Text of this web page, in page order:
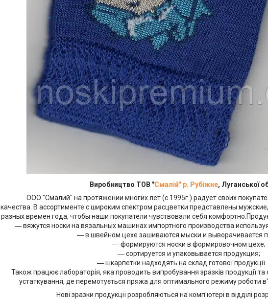
Виробництво ТОВ "Смалій" р. Рубіжне, Луганської
ООО "Смалий" на протяжении многих лет (с 1995г.) радует своих
качества. В ассортименте с широким спектром расцветки представлены
разных времен года, чтобы наши покупатели чувствовали себя
― вяжутся носки на вязальных машинах импортного производства
― в швейном цехе зашиваются мыски и выворачивается
― формируются носки в формировочном цехе;
― сортируется и упаковывается продукция;
― шкарпетки надходять на склад готової продукції.
Також працює лабораторія, яка проводить випробування зразків продукції
устаткування, де перемотується пряжа для оптимального режиму роботи
Нові зразки продукції розробляються на комп'ютері в відділі